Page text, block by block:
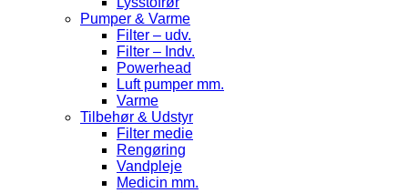
Pumper & Varme
Filter – udv.
Filter – Indv.
Powerhead
Luft pumper mm.
Varme
Tilbehør & Udstyr
Filter medie
Rengøring
Vandpleje
Medicin mm.